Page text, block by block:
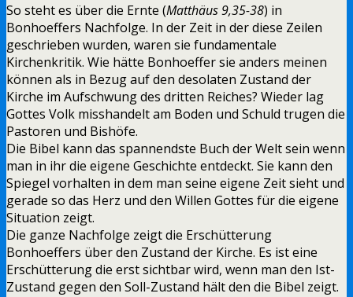
So steht es über die Ernte (Matthäus 9,35-38) in
Bonhoeffers Nachfolge. In der Zeit in der diese Zeilen
geschrieben wurden, waren sie fundamentale
Kirchenkritik. Wie hätte Bonhoeffer sie anders meinen
können als in Bezug auf den desolaten Zustand der
Kirche im Aufschwung des dritten Reiches? Wieder lag
Gottes Volk misshandelt am Boden und Schuld trugen die
Pastoren und Bishöfe.
Die Bibel kann das spannendste Buch der Welt sein wenn
man in ihr die eigene Geschichte entdeckt. Sie kann den
Spiegel vorhalten in dem man seine eigene Zeit sieht und
gerade so das Herz und den Willen Gottes für die eigene
Situation zeigt.
Die ganze Nachfolge zeigt die Erschütterung
Bonhoeffers über den Zustand der Kirche. Es ist eine
Erschütterung die erst sichtbar wird, wenn man den Ist-
Zustand gegen den Soll-Zustand hält den die Bibel zeigt.